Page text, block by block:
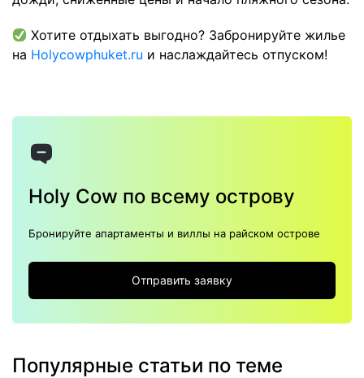
Хотите отдыхать выгодно? Забронируйте жилье
на Holycowphuket.ru и наслаждайтесь отпуском!
Holy Cow по всему острову
Бронируйте апартаменты и виллы на райском острове
Отправить заявку
Популярные статьи по теме